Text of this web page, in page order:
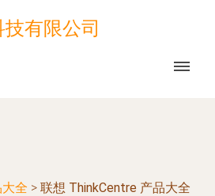
有限公司
全 > 联想 ThinkCentre 产品大全